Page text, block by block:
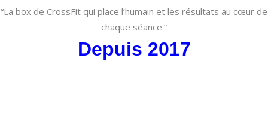
“La box de CrossFit qui place l’humain et les résultats au cœur de
chaque séance.”
Depuis 2017